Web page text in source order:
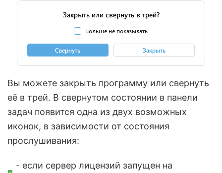
Вы можете закрыть программу или свернуть
её в трей. В свернутом состоянии в панели
задач появится одна из двух возможных
иконок, в зависимости от состояния
прослушивания:
- если сервер лицензий запущен на